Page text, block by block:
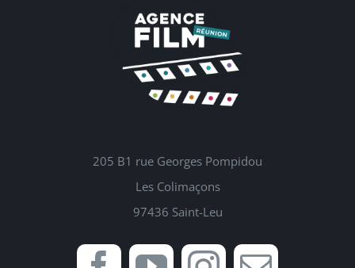
205 B1 rue Georges Pompidou
Les Colimaçons
97436 Saint-Leu